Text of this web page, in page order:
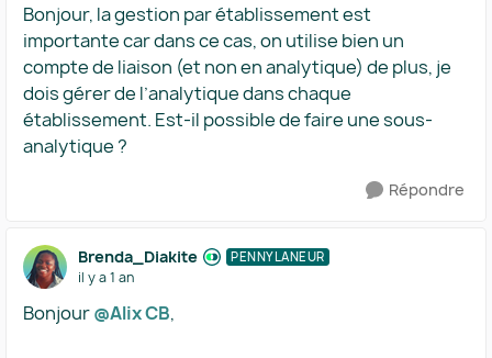
Bonjour, la gestion par établissement est
importante car dans ce cas, on utilise bien un
compte de liaison (et non en analytique) de plus, je
dois gérer de l’analytique dans chaque
établissement. Est-il possible de faire une sous-
analytique ?
Répondre
Brenda_Diakite PENNYLANEUR
il y a 1 an
Bonjour ​@Alix CB,